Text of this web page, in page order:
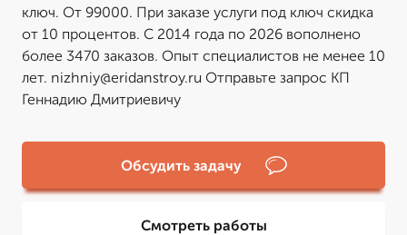
ключ. От 99000. При заказе услуги под ключ скидка
от 10 процентов. С 2014 года по 2026 вополнено
более 3470 заказов. Опыт специалистов не менее 10
лет. nizhniy@eridanstroy.ru Отправьте запрос КП
Геннадию Дмитриевичу
Обсудить задачу
Смотреть работы